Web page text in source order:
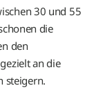
30 und 55
die
den
an die
steigern.